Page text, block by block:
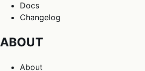
Docs
Changelog
ABOUT
About